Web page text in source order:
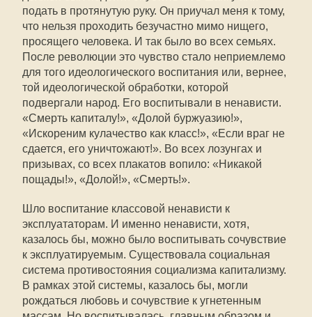
подать в протянутую руку. Он приучал меня к тому,
что нельзя проходить безучастно мимо нищего,
просящего человека. И так было во всех семьях.
После революции это чувство стало неприемлемо
для того идеологического воспитания или, вернее,
той идеологической обработки, которой
подвергали народ. Его воспитывали в ненависти.
«Смерть капиталу!», «Долой буржуазию!»,
«Искореним кулачество как класс!», «Если враг не
сдается, его уничтожают!». Во всех лозунгах и
призывах, со всех плакатов вопило: «Никакой
пощады!», «Долой!», «Смерть!».
Шло воспитание классовой ненависти к
эксплуататорам. И именно ненависти, хотя,
казалось бы, можно было воспитывать сочувствие
к эксплуатируемым. Существовала социальная
система противостояния социализма капитализму.
В рамках этой системы, казалось бы, могли
рождаться любовь и сочувствие к угнетенным